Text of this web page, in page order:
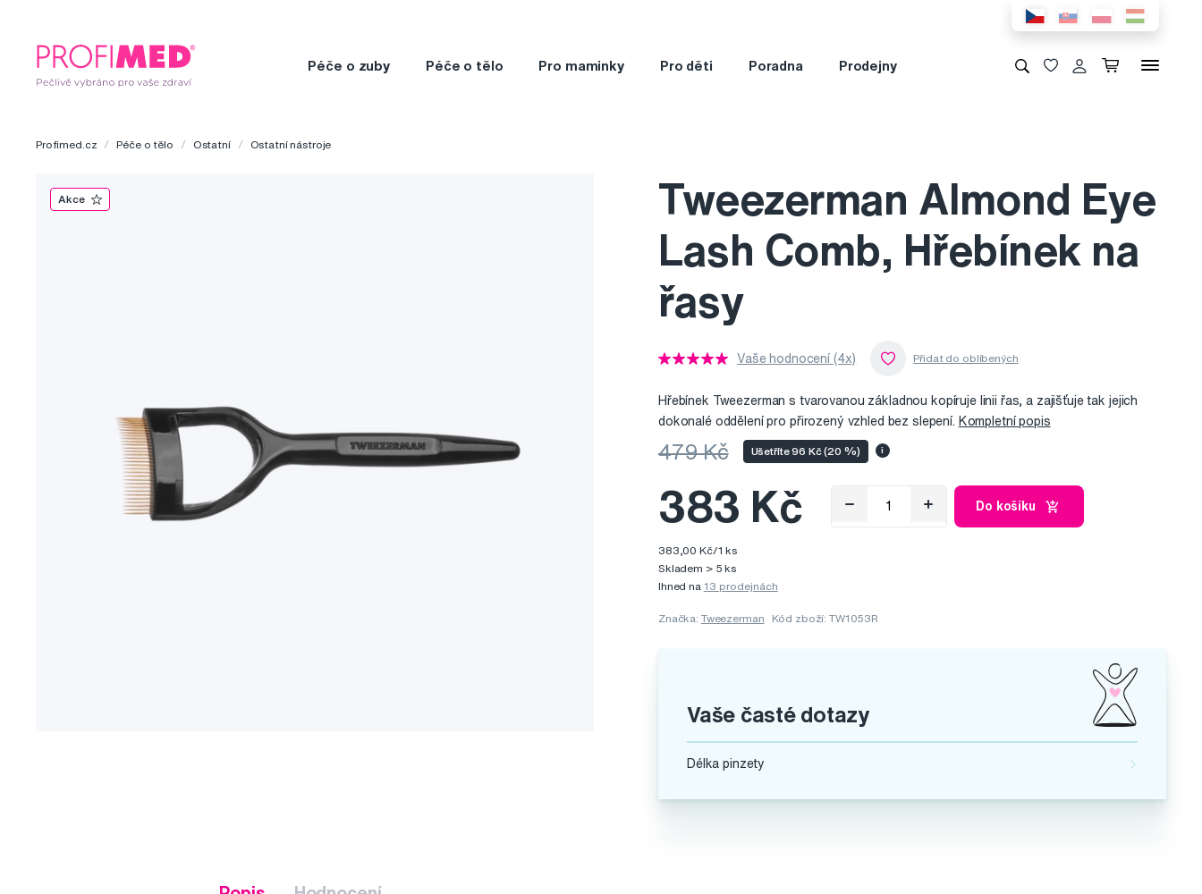
Péče o zuby Péče o tělo Pro maminky Pro děti Poradna Prodejny
Profimed.cz Péče o tělo Ostatní Ostatní nástroje
Akce
Tweezerman Almond Eye
Lash Comb, Hřebínek na
řasy
Vaše hodnocení (4x)
Hřebínek Tweezerman s tvarovanou základnou kopíruje linii řas, a zajišťuje tak jejich
dokonalé oddělení pro přirozený vzhled bez slepení. Kompletní popis
479 Kč Ušetříte 96 Kč (20 %) i
383 Kč Do košíku
383,00 Kč/1 ks
Skladem > 5 ks
Ihned na 13 prodejnách
Značka: Tweezerman Kód zboží: TW1053R
Vaše časté dotazy
Délka pinzety